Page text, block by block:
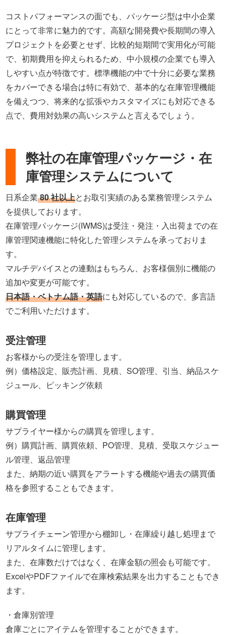
コストパフォーマンスの面でも、パッケージ型は中小企業
にとって非常に魅力的です。高額な開発費や長期間の導入
プロジェクトを必要とせず、比較的短期間で実用化が可能
で、初期費用を抑えられるため、中小規模の企業でも導入
しやすい点が特徴です。標準機能の中で十分に必要な業務
をカバーできる場合は特に有効で、基本的な在庫管理機能
を備えつつ、将来的な拡張やカスタマイズにも対応できる
点で、費用対効果の高いシステムと言えるでしょう。
弊社の在庫管理パッケージ・在
庫管理システムについて
日系企業80 社以上とお取引実績のある業務管理システム
を提供しております。
在庫管理パッケージ(IWMS)は受注・発注・入出荷までの在
庫管理関連機能に特化した管理システムを承っておりま
す。
マルチデバイスとの連動はもちろん、お客様個別に機能の
追加や変更が可能です。
日本語・ベトナム語・英語にも対応しているので、多言語
でご利用いただけます。
受注管理
お客様からの受注を管理します。
例）価格設定、販売計画、見積、SO管理、引当、納品スケ
ジュール、ピッキング依頼
購買管理
サプライヤー様からの購買を管理します。
例）購買計画、購買依頼、PO管理、見積、受取スケジュー
ル管理、返品管理
また、納期の近い購買をアラートする機能や過去の購買価
格を参照することもできます。
在庫管理
サプライチェーン管理から棚卸し・在庫繰り越し処理まで
リアルタイムに管理します。
また、在庫数だけではなく、在庫金額の照会も可能です。
ExcelやPDFファイルで在庫検索結果を出力することもでき
ます。
・倉庫別管理
倉庫ごとにアイテムを管理することができます。